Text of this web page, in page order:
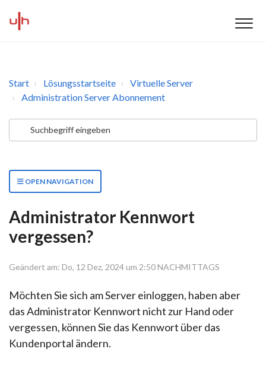
Start Lösungsstartseite
Virtuelle Server
Administration Server Abonnement
OPEN NAVIGATION
Administrator Kennwort
vergessen?
Geändert am: Do, 12 Dez, 2024 um 2:50 NACHMITTAGS
Möchten Sie sich am Server einloggen, haben aber
das Administrator Kennwort nicht zur Hand oder
vergessen, können Sie das Kennwort über das
Kundenportal ändern.